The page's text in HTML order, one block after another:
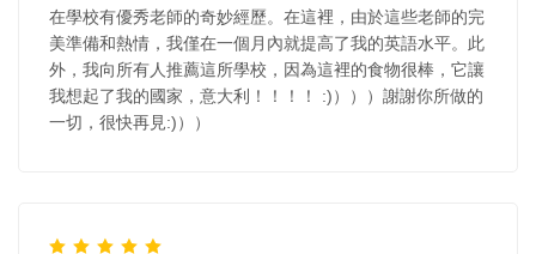
在學校有優秀老師的奇妙經歷。在這裡，由於這些老師的完
美準備和熱情，我僅在一個月內就提高了我的英語水平。此
外，我向所有人推薦這所學校，因為這裡的食物很棒，它讓
我想起了我的國家，意大利！！！！ :)）））謝謝你所做的
一切，很快再見:)））